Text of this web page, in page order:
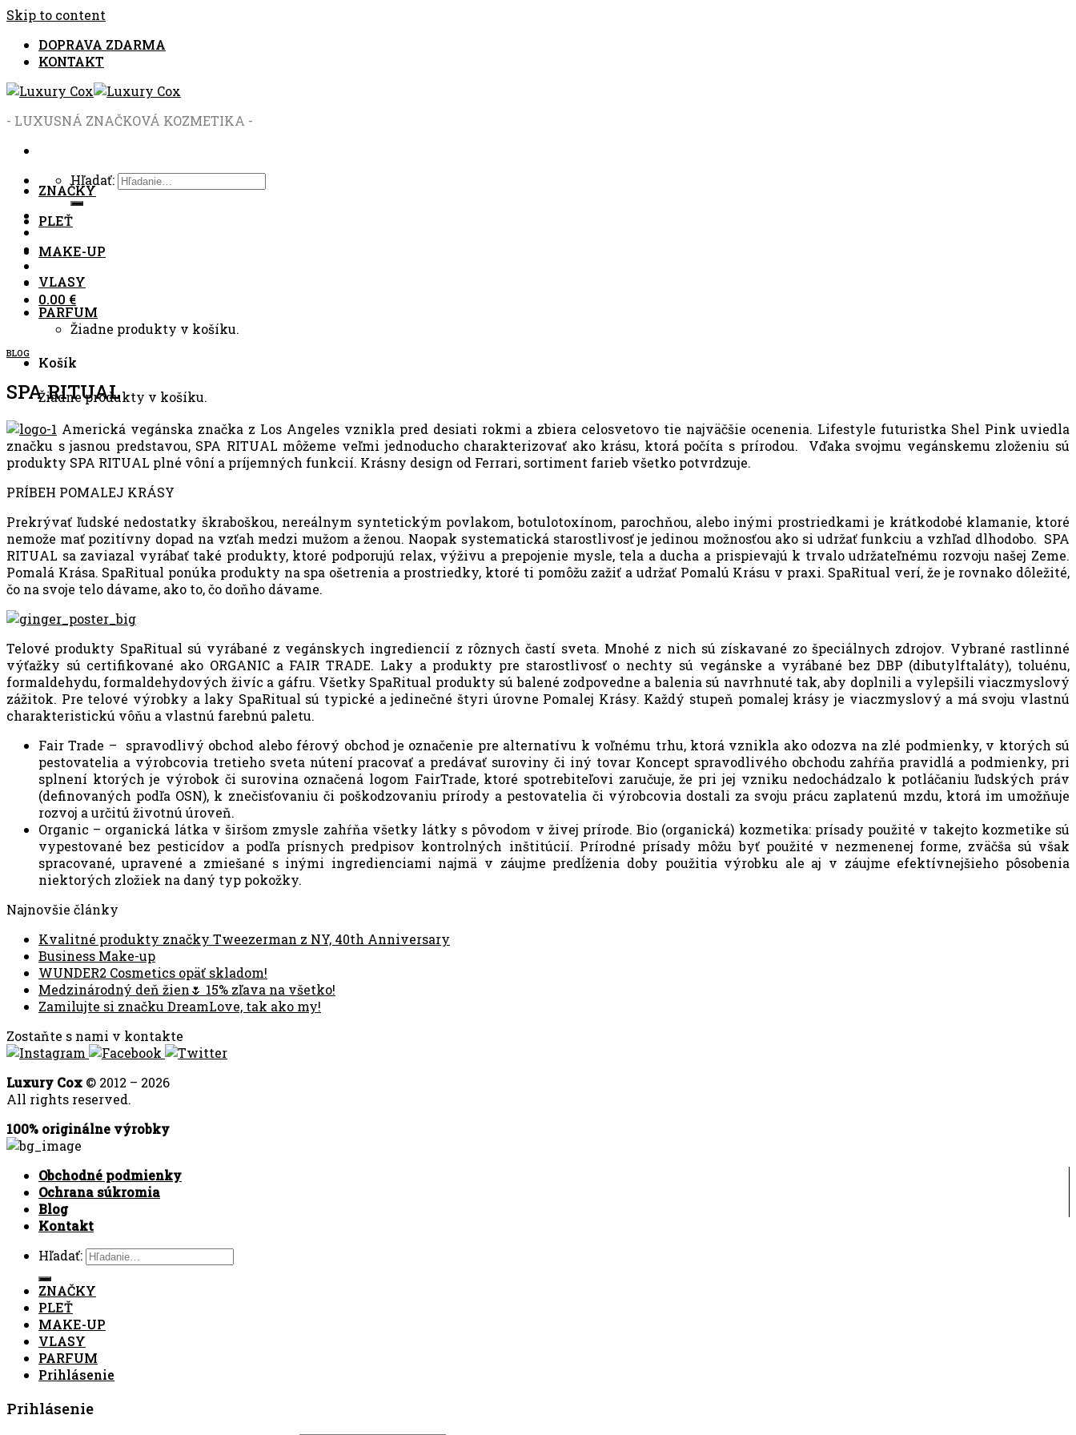
Skip to content
DOPRAVA ZDARMA
KONTAKT
- LUXUSNÁ ZNAČKOVÁ KOZMETIKA -
Hľadať:
0.00 €
Žiadne produkty v košíku.
Košík
Žiadne produkty v košíku.
ZNAČKY
PLEŤ
MAKE-UP
VLASY
PARFUM
BLOG
SPA RITUAL
Americká vegánska značka z Los Angeles vznikla pred desiati rokmi a zbiera celosvetovo tie najväčšie ocenenia. Lifestyle futuristka Shel Pink uviedla
značku s jasnou predstavou, SPA RITUAL môžeme veľmi jednoducho charakterizovať ako krásu, ktorá počíta s prírodou. Vďaka svojmu vegánskemu zloženiu sú
produkty SPA RITUAL plné vôní a príjemných funkcií. Krásny design od Ferrari, sortiment farieb všetko potvrdzuje.
PRÍBEH POMALEJ KRÁSY
Prekrývať ľudské nedostatky škraboškou, nereálnym syntetickým povlakom, botulotoxínom, parochňou, alebo inými prostriedkami je krátkodobé klamanie, ktoré
nemože mať pozitívny dopad na vzťah medzi mužom a ženou. Naopak systematická starostlivosť je jedinou možnosťou ako si udržať funkciu a vzhľad dlhodobo. SPA
RITUAL sa zaviazal vyrábať také produkty, ktoré podporujú relax, výživu a prepojenie mysle, tela a ducha a prispievajú k trvalo udržateľnému rozvoju našej Zeme.
Pomalá Krása. SpaRitual ponúka produkty na spa ošetrenia a prostriedky, ktoré ti pomôžu zažiť a udržať Pomalú Krásu v praxi. SpaRitual verí, že je rovnako dôležité,
čo na svoje telo dávame, ako to, čo doňho dávame.
Telové produkty SpaRitual sú vyrábané z vegánskych ingrediencií z rôznych častí sveta. Mnohé z nich sú získavané zo špeciálnych zdrojov. Vybrané rastlinné
výťažky sú certifikované ako ORGANIC a FAIR TRADE. Laky a produkty pre starostlivosť o nechty sú vegánske a vyrábané bez DBP (dibutylftaláty), toluénu,
formaldehydu, formaldehydových živíc a gáfru. Všetky SpaRitual produkty sú balené zodpovedne a balenia sú navrhnuté tak, aby doplnili a vylepšili viaczmyslový
zážitok. Pre telové výrobky a laky SpaRitual sú typické a jedinečné štyri úrovne Pomalej Krásy. Každý stupeň pomalej krásy je viaczmyslový a má svoju vlastnú
charakteristickú vôňu a vlastnú farebnú paletu.
Fair Trade – spravodlivý obchod alebo férový obchod je označenie pre alternatívu k voľnému trhu, ktorá vznikla ako odozva na zlé podmienky, v ktorých sú
pestovatelia a výrobcovia tretieho sveta nútení pracovať a predávať suroviny či iný tovar Koncept spravodlivého obchodu zahŕňa pravidlá a podmienky, pri
splnení ktorých je výrobok či surovina označená logom FairTrade, ktoré spotrebiteľovi zaručuje, že pri jej vzniku nedochádzalo k potláčaniu ľudských práv
(definovaných podľa OSN), k znečisťovaniu či poškodzovaniu prírody a pestovatelia či výrobcovia dostali za svoju prácu zaplatenú mzdu, ktorá im umožňuje
rozvoj a určitú životnú úroveň.
Organic – organická látka v širšom zmysle zahŕňa všetky látky s pôvodom v živej prírode. Bio (organická) kozmetika: prísady použité v takejto kozmetike sú
vypestované bez pesticídov a podľa prísnych predpisov kontrolných inštitúcií. Prírodné prísady môžu byť použité v nezmenenej forme, zväčša sú však
spracované, upravené a zmiešané s inými ingredienciami najmä v záujme predĺženia doby použitia výrobku ale aj v záujme efektívnejšieho pôsobenia
niektorých zložiek na daný typ pokožky.
Najnovšie články
Kvalitné produkty značky Tweezerman z NY, 40th Anniversary
Business Make-up
WUNDER2 Cosmetics opäť skladom!
Medzinárodný deň žien🌷 15% zľava na všetko!
Zamilujte si značku DreamLove, tak ako my!
Zostaňte s nami v kontakte
Luxury Cox © 2012 – 2026
All rights reserved.
100% originálne výrobky
Obchodné podmienky
Ochrana súkromia
Blog
Kontakt
Hľadať:
ZNAČKY
PLEŤ
MAKE-UP
VLASY
PARFUM
Prihlásenie
Prihlásenie